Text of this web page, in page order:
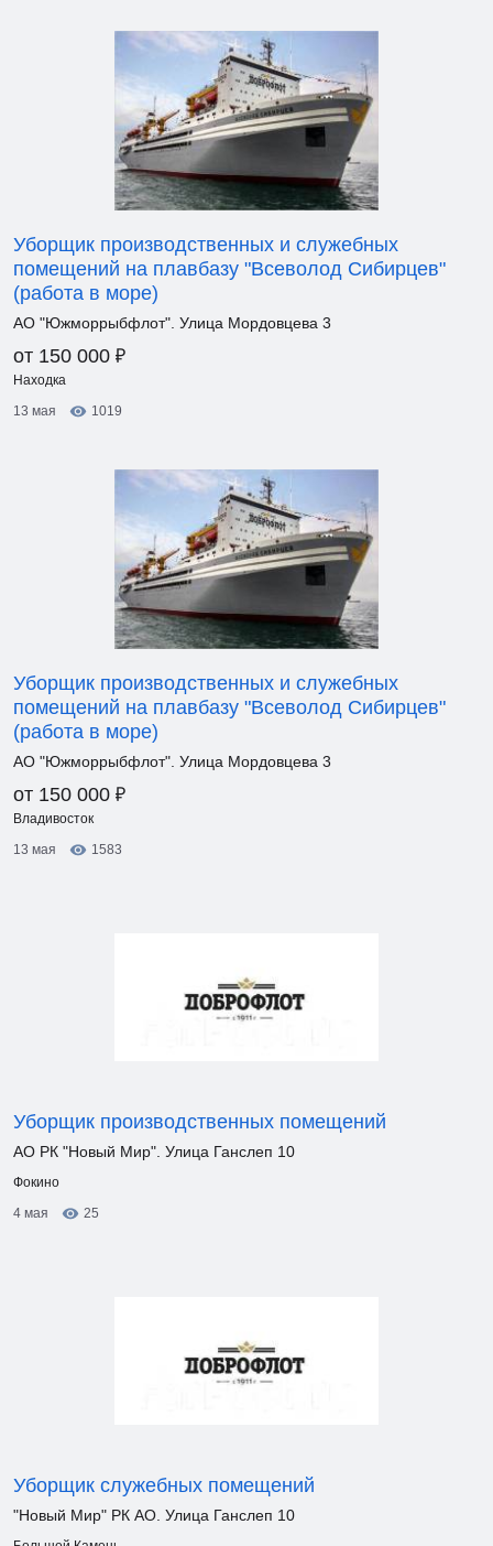
Уборщик производственных и служебных
помещений на плавбазу "Всеволод Сибирцев"
(работа в море)
АО "Южморрыбфлот". Улица Мордовцева 3
от 150 000 ₽
Находка
13 мая
1019
Уборщик производственных и служебных
помещений на плавбазу "Всеволод Сибирцев"
(работа в море)
АО "Южморрыбфлот". Улица Мордовцева 3
от 150 000 ₽
Владивосток
13 мая
1583
Уборщик производственных помещений
АО РК "Новый Мир". Улица Ганслеп 10
Фокино
4 мая
25
Уборщик служебных помещений
"Новый Мир" РК АО. Улица Ганслеп 10